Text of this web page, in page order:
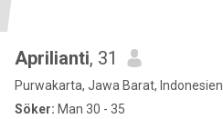
Aprilianti, 31
Purwakarta, Jawa Barat, Indonesien
Söker: Man 30 - 35